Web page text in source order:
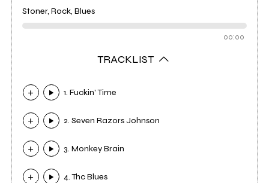
Stoner, Rock, Blues
00:00
TRACKLIST
1. Fuckin' Time
2. Seven Razors Johnson
3. Monkey Brain
4. Thc Blues